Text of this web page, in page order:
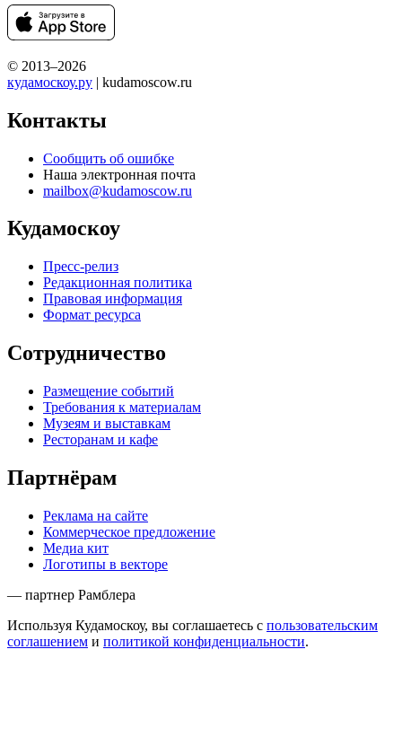
© 2013–2026
кудамоскоу.ру | kudamoscow.ru
Контакты
Сообщить об ошибке
Наша электронная почта
mailbox@kudamoscow.ru
Кудамоскоу
Пресс-релиз
Редакционная политика
Правовая информация
Формат ресурса
Сотрудничество
Размещение событий
Требования к материалам
Музеям и выставкам
Ресторанам и кафе
Партнёрам
Реклама на сайте
Коммерческое предложение
Медиа кит
Логотипы в векторе
— партнер Рамблера
Используя Кудамоскоу, вы соглашаетесь с пользовательским
соглашением и политикой конфиденциальности.